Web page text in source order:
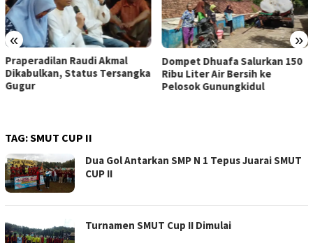
« »
Praperadilan Raudi Akmal
Dikabulkan, Status Tersangka
Gugur
Dompet Dhuafa Salurkan 150
Ribu Liter Air Bersih ke
Pelosok Gunungkidul
TAG:SMUT CUP II
Dua Gol Antarkan SMP N 1 Tepus Juarai SMUT
CUP II
Turnamen SMUT Cup II Dimulai